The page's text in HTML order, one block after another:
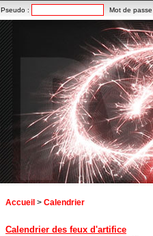
Accueil > Calendrier
Calendrier des feux d'artifice
Pseudo : Mot de passe